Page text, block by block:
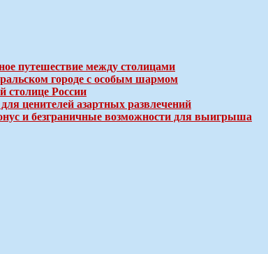
путешествие между столицами
городе с особым шармом
столице России
ценителей азартных развлечений
и безграничные возможности для выигрыша